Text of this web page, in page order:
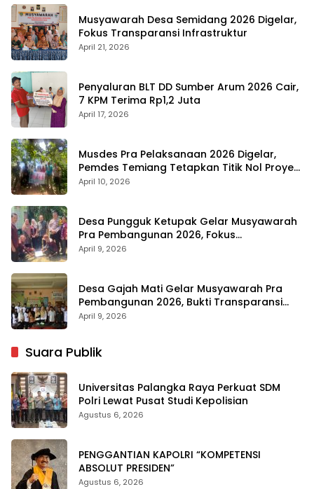
Musyawarah Desa Semidang 2026 Digelar,
Fokus Transparansi Infrastruktur
April 21, 2026
Penyaluran BLT DD Sumber Arum 2026 Cair,
7 KPM Terima Rp1,2 Juta
April 17, 2026
Musdes Pra Pelaksanaan 2026 Digelar,
Pemdes Temiang Tetapkan Titik Nol Proyek
Infrastruktur
April 10, 2026
Desa Pungguk Ketupak Gelar Musyawarah
Pra Pembangunan 2026, Fokus
Infrastruktur dan Transparansi
April 9, 2026
Desa Gajah Mati Gelar Musyawarah Pra
Pembangunan 2026, Bukti Transparansi
Anggaran
April 9, 2026
Suara Publik
Universitas Palangka Raya Perkuat SDM
Polri Lewat Pusat Studi Kepolisian
Agustus 6, 2026
PENGGANTIAN KAPOLRI “KOMPETENSI
ABSOLUT PRESIDEN”
Agustus 6, 2026